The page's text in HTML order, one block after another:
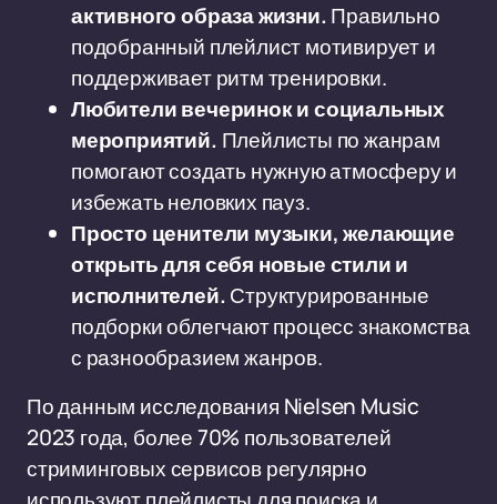
активного образа жизни. Правильно
подобранный плейлист мотивирует и
поддерживает ритм тренировки.
Любители вечеринок и социальных
мероприятий. Плейлисты по жанрам
помогают создать нужную атмосферу и
избежать неловких пауз.
Просто ценители музыки, желающие
открыть для себя новые стили и
исполнителей. Структурированные
подборки облегчают процесс знакомства
с разнообразием жанров.
По данным исследования Nielsen Music
2023 года, более 70% пользователей
стриминговых сервисов регулярно